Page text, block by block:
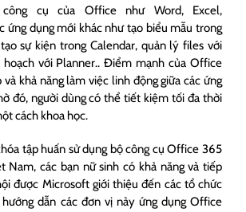
cụ của Office như Word, Excel,
ứng dụng mới khác như tạo biểu mẫu trong
sự kiện trong Calendar, quản lý files với
với Planner.. Điểm mạnh của Office
khả năng làm việc linh động giữa các ứng
đó, người dùng có thể tiết kiệm tối đa thời
cách khoa học.
tập huấn sử dụng bộ công cụ Office 365
Nam, các bạn nữ sinh có khả năng và tiếp
được Microsoft giới thiệu đến các tổ chức
dẫn các đơn vị này ứng dụng Office